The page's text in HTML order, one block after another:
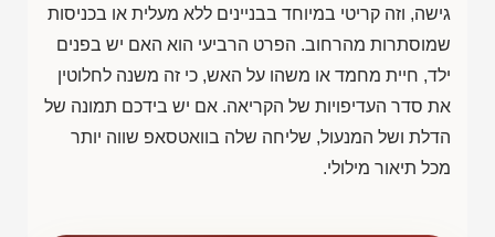
גישה, וזה קריטי במיוחד בבניינים ללא מעלית או בכניסות
שמוסתרות מהרחוב. הפרט הרביעי הוא האם יש בפנים
ילד, חיית מחמד או משהו על האש, כי זה משנה לחלוטין
את סדר העדיפויות של הקריאה. אם יש בידכם תמונה של
הדלת ושל המנעול, שליחה שלה בוואטסאפ שווה יותר
מכל תיאור מילולי.